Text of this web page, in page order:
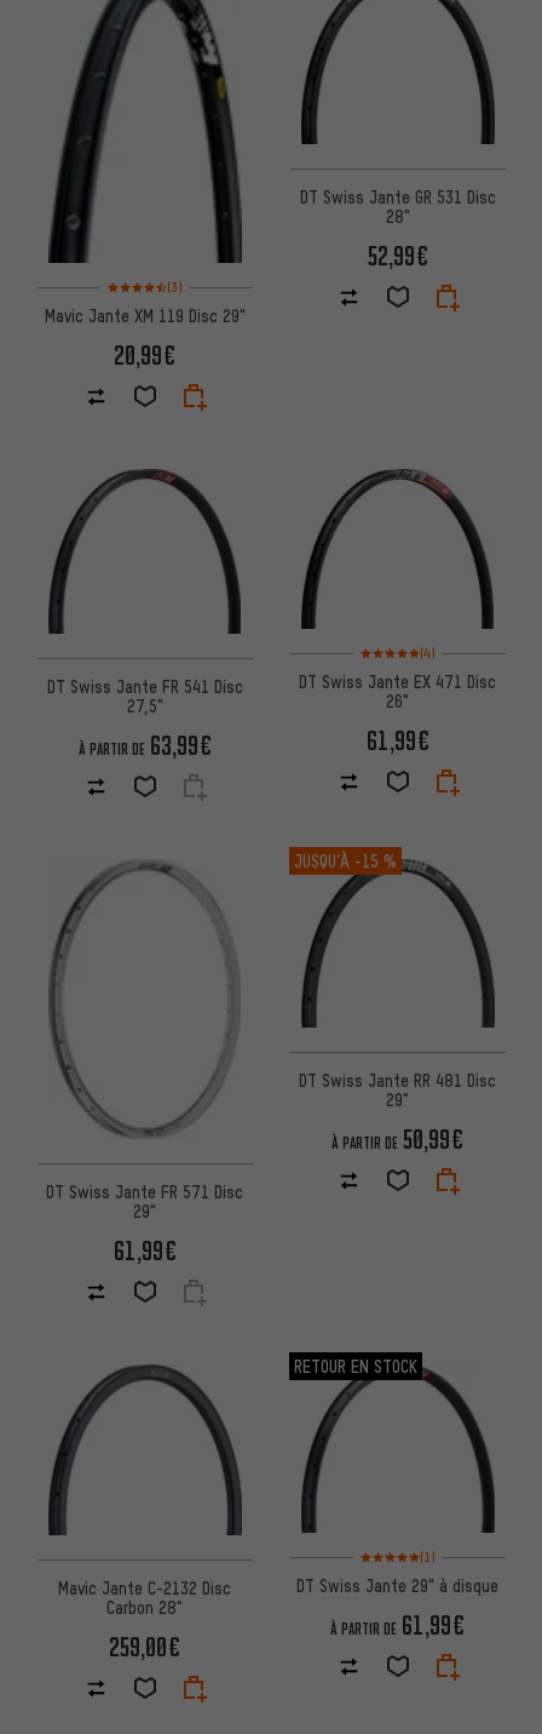
Note moyenne : 4,5 sur 5 d'après 3 avis
(3)
Mavic Jante XM 119 Disc 29"
20,99€
DT Swiss Jante GR 531 Disc
28"
52,99€
DT Swiss Jante FR 541 Disc
27,5"
À PARTIR DE 63,99€
Note moyenne : 5 sur 5
(4)
DT Swiss Jante EX 471 Disc
26"
61,99€
DT Swiss Jante FR 571 Disc
29"
61,99€
JUSQU’À -15 %
DT Swiss Jante RR 481 Disc
29"
À PARTIR DE 50,99€
Mavic Jante C-2132 Disc
Carbon 28"
259,00€
RETOUR EN STOCK
Note moyenne : 5 sur 5
(1)
DT Swiss Jante 29" à disque
À PARTIR DE 61,99€